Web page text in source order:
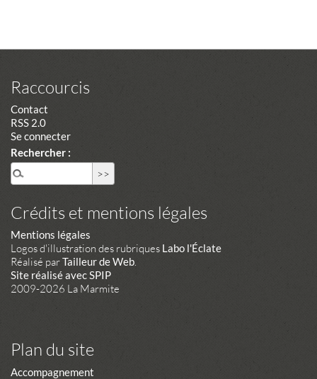
Raccourcis
Contact
RSS 2.0
Se connecter
Rechercher :
Crédits et mentions légales
Mentions légales
Logos d'illustration des rubriques Labo l'Éclate
Réalisé parTailleur de Web.
Site réalisé avec SPIP
2009-2026 La Marmite
Plan du site
Accompagnement